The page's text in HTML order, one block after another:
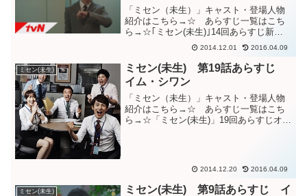
「ミセン（未生）」キャスト・登場人物
紹介はこちら→☆ あらすじ一覧はこち
ら→☆｢ミセン(未生)｣14回あらすじ新年
になり、ワンインターナショナルでも仕
事始めの式典が行われた。営業3チームに
グレしか居ない時、IT営業チームのハム
次長が訪ねてき...
2014.12.01 2016.04.09
ミセン(未生)
ミセン(未生) 第19話あらすじ
イム・シワン
「ミセン（未生）」キャスト・登場人物
紹介はこちら→☆ あらすじ一覧はこち
ら→☆「ミセン(未生)」19回あらすじオ次
2014.12.20 2016.04.09
ミセン(未生)
ミセン(未生) 第9話あらすじ イ